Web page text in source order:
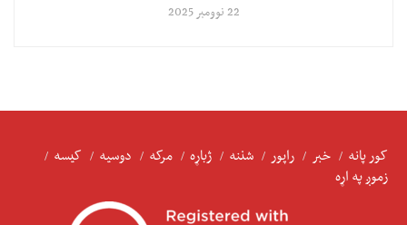
22 نوومبر 2025
کور پانه خبر راپور شننه ژباړه مرکه دوسیه
کیسه
زموږ په اړه